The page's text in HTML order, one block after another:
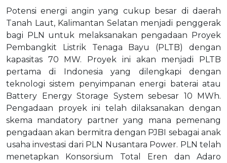
Potensi energi angin yang cukup besar di daerah
Tanah Laut, Kalimantan Selatan menjadi penggerak
bagi PLN untuk melaksanakan pengadaan Proyek
Pembangkit Listrik Tenaga Bayu (PLTB) dengan
kapasitas 70 MW. Proyek ini akan menjadi PLTB
pertama di Indonesia yang dilengkapi dengan
teknologi sistem penyimpanan energi baterai atau
Battery Energy Storage System sebesar 10 MWh.
Pengadaan proyek ini telah dilaksanakan dengan
skema mandatory partner yang mana pemenang
pengadaan akan bermitra dengan PJBI sebagai anak
usaha investasi dari PLN Nusantara Power. PLN telah
menetapkan Konsorsium Total Eren dan Adaro